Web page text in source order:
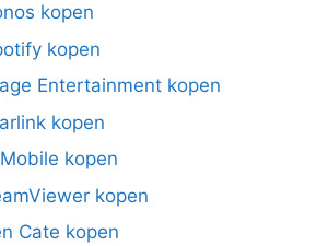
kopen
kopen
Entertainment kopen
kopen
kopen
kopen
Cate kopen